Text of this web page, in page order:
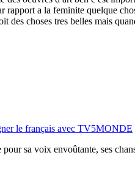
rapport a la feminite quelque
des choses tres belles mais
le français avec TV5MONDE
sa voix envoûtante, ses